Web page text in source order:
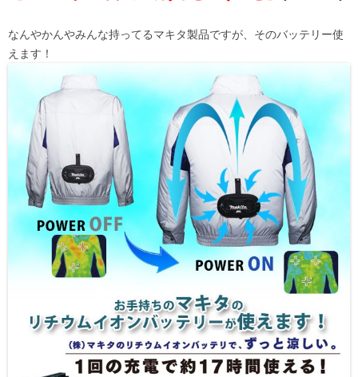
なんやかんやみんな持ってるマキタ製品ですが、そのバッテリー使
えます！